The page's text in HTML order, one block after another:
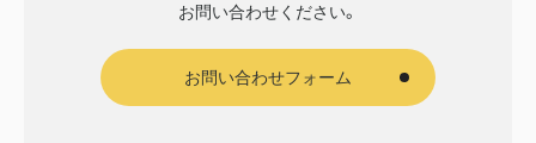
お問い合わせください。
お問い合わせフォーム